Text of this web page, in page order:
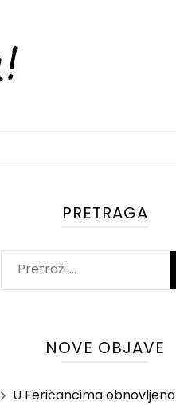
PRETRAGA
Pretraži:
NOVE OBJAVE
U Feričancima obnovljena